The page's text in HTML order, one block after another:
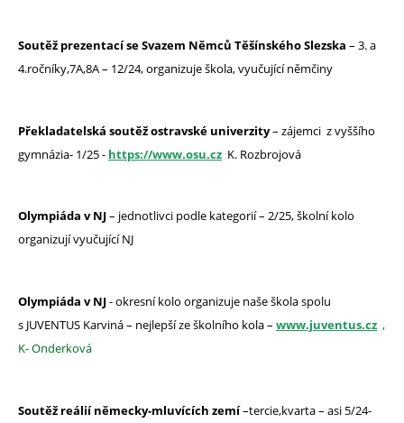
Soutěž prezentací se Svazem Němců Těšínského Slezska – 3. a
4.ročníky,7A,8A – 12/24, organizuje škola, vyučující němčiny
Překladatelská soutěž ostravské univerzity– zájemci z vyššího
gymnázia- 1/25 - https://www.osu.cz K. Rozbrojová
Olympiáda v NJ– jednotlivci podle kategorií – 2/25, školní kolo
organizují vyučující NJ
Olympiáda v NJ- okresní kolo organizuje naše škola spolu
s JUVENTUS Karviná – nejlepší ze školního kola – www.juventus.cz ,
K- Onderková
Soutěž reálií německy-mluvících zemí–tercie,kvarta – asi 5/24-